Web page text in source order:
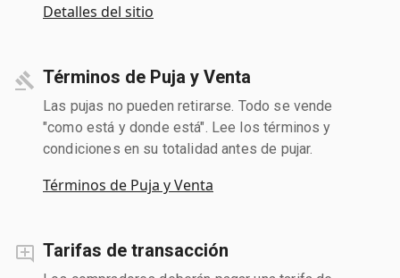
Detalles del sitio
Términos de Puja y Venta
Las pujas no pueden retirarse. Todo se vende
"como está y donde está". Lee los términos y
condiciones en su totalidad antes de pujar.
Términos de Puja y Venta
Tarifas de transacción